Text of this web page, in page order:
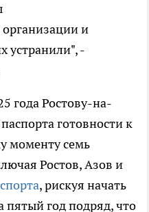
и
устранили", -
года Ростову-на-
готовности к
моменту семь
Ростов, Азов и
, рискуя начать
пятый год подряд, что